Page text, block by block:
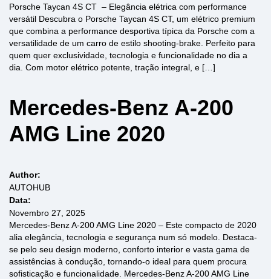
Porsche Taycan 4S CT – Elegância elétrica com performance
versátil Descubra o Porsche Taycan 4S CT, um elétrico premium
que combina a performance desportiva típica da Porsche com a
versatilidade de um carro de estilo shooting-brake. Perfeito para
quem quer exclusividade, tecnologia e funcionalidade no dia a
dia. Com motor elétrico potente, tração integral, e […]
Mercedes-Benz A-200
AMG Line 2020
Author:
AUTOHUB
Data:
Novembro 27, 2025
Mercedes-Benz A-200 AMG Line 2020 – Este compacto de 2020
alia elegância, tecnologia e segurança num só modelo. Destaca-
se pelo seu design moderno, conforto interior e vasta gama de
assistências à condução, tornando-o ideal para quem procura
sofisticação e funcionalidade. Mercedes-Benz A-200 AMG Line